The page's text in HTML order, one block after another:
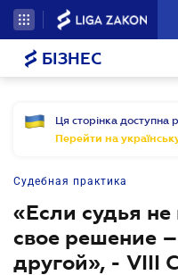
БІЗНЕС
Ця сторінка доступна
Перейти на
Судебная практика
«Если судья
свое решение
другой», - VIII